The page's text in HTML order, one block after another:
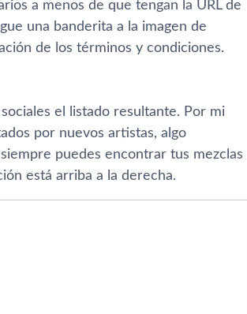
a menos de que tengan la URL de
una banderita a la imagen de
de los términos y condiciones.
el listado resultante. Por mi
por nuevos artistas, algo
puedes encontrar tus mezclas
está arriba a la derecha.